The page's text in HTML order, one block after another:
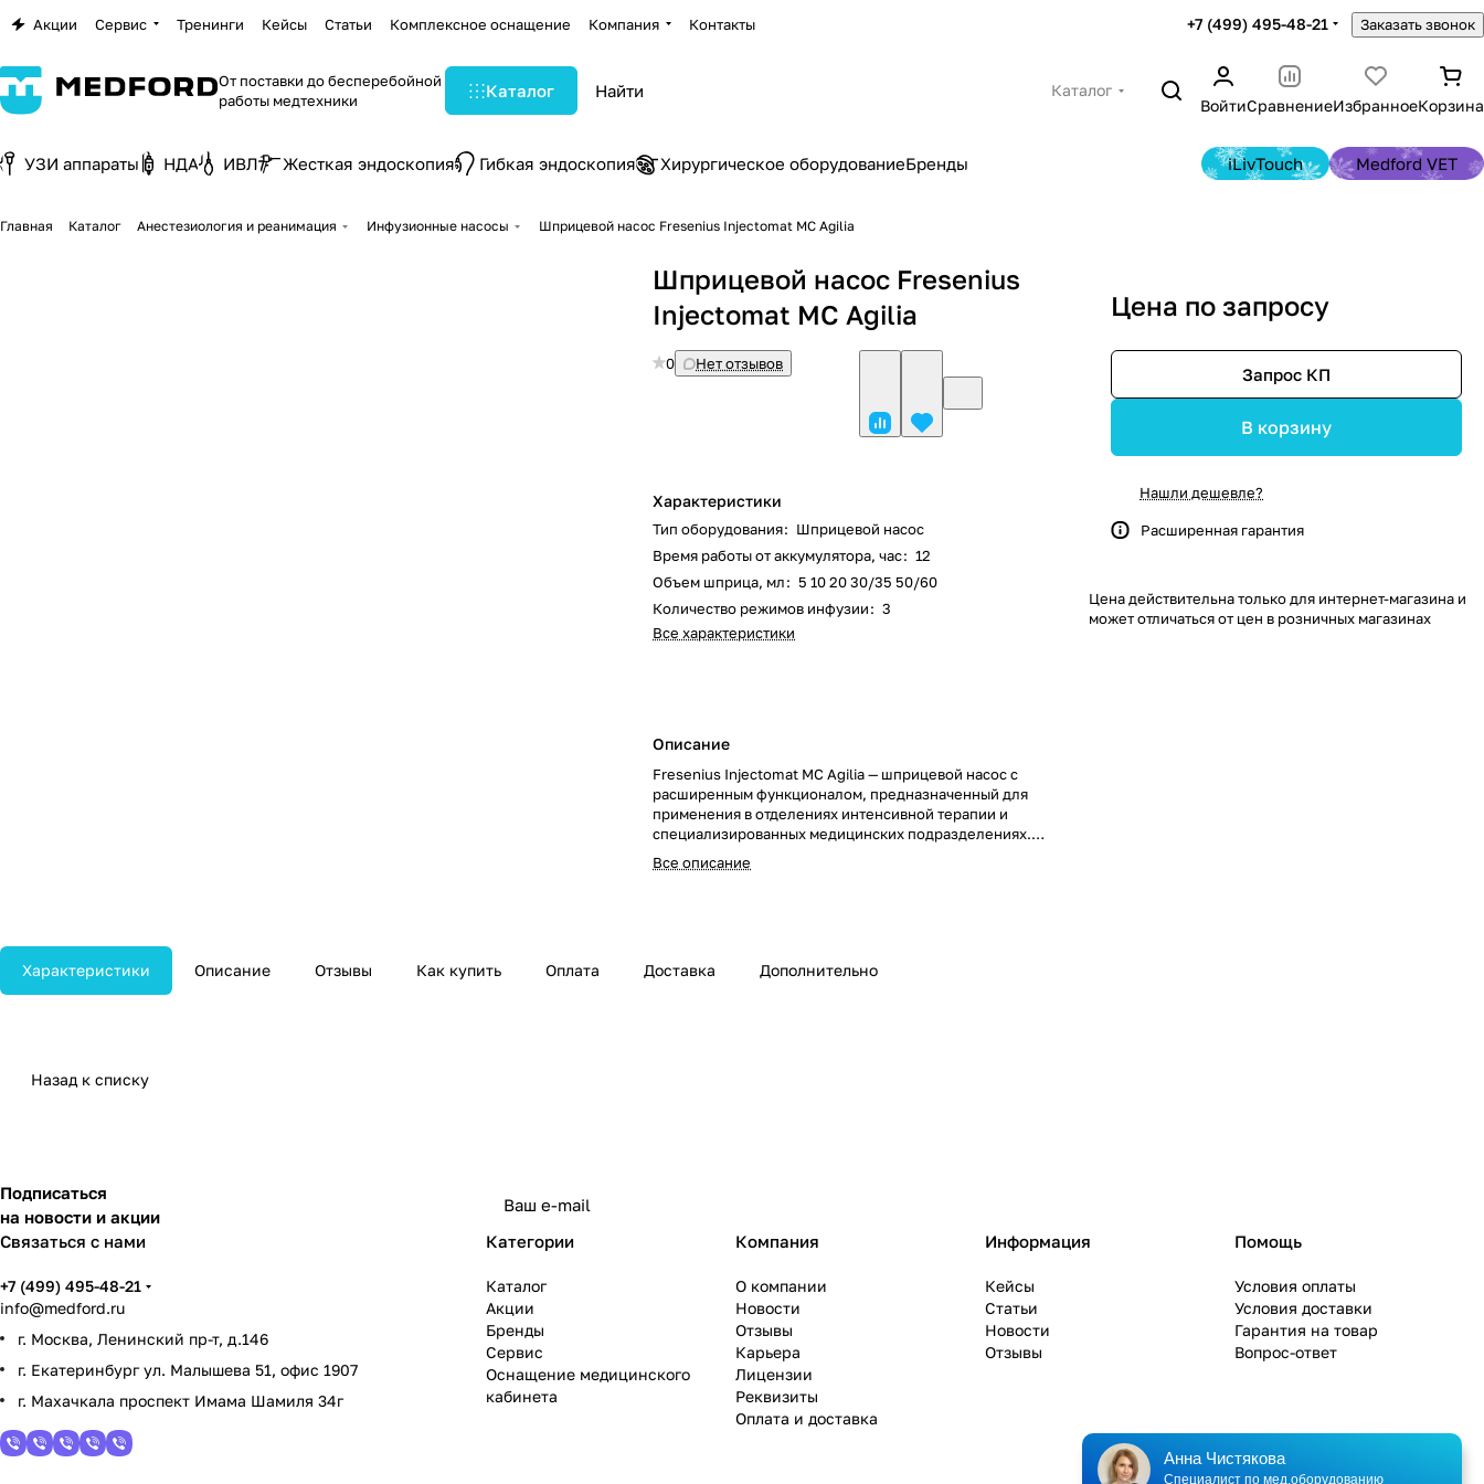
Акции Сервис Тренинги Кейсы Статьи Комплексное оснащение Компания Контакты +7 (499) 495-48-21 Заказать звонок
От поставки до бесперебойной
работы медтехники
Каталог
Каталог
ВойтиСравнениеИзбранноеКорзина
УЗИ аппараты НДА ИВЛ Жесткая эндоскопия Гибкая эндоскопия Хирургическое оборудованиеБренды iLivTouch Medford VET
Главная Каталог Анестезиология и реанимация Инфузионные насосы Шприцевой насос Fresenius Injectomat MC Agilia
Шприцевой насос Fresenius
Injectomat MC Agilia
0 Нет отзывов
Характеристики
Тип оборудования: Шприцевой насос
Время работы от аккумулятора, час: 12
Объем шприца, мл: 5 10 20 30/35 50/60
Количество режимов инфузии: 3
Все характеристики
Описание
Fresenius Injectomat MC Agilia — шприцевой насос с
расширенным функционалом, предназначенный для
применения в отделениях интенсивной терапии и
специализированных медицинских подразделениях.
Обеспечивает точное и безопасное введение
лекарственных препаратов.
Все описание
Цена по запросу
Запрос КП
В корзину
Нашли дешевле?
Расширенная гарантия
Цена действительна только для интернет-магазина и
может отличаться от цен в розничных магазинах
Характеристики Описание Отзывы Как купить Оплата Доставка Дополнительно
Назад к списку
Подписаться
на новости и акции
Связаться с нами
+7 (499) 495-48-21
info@medford.ru
г. Москва, Ленинский пр-т, д.146
г. Екатеринбург ул. Малышева 51, офис 1907
г. Махачкала проспект Имама Шамиля 34г
Категории
Каталог
Акции
Бренды
Сервис
Оснащение медицинского
кабинета
Компания
О компании
Новости
Отзывы
Карьера
Лицензии
Реквизиты
Оплата и доставка
Информация
Кейсы
Статьи
Новости
Отзывы
Помощь
Условия оплаты
Условия доставки
Гарантия на товар
Вопрос-ответ
Анна Чистякова
Специалист по мед.оборудованию